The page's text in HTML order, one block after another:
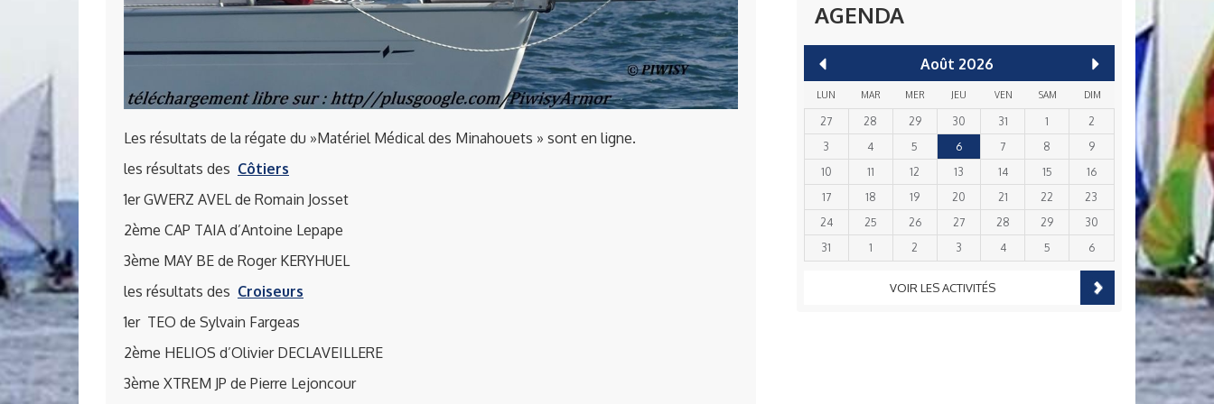
Les résultats de la régate du »Matériel Médical des Minahouets » sont en ligne.
les résultats des Côtiers
1er GWERZ AVEL de Romain Josset
2ème CAP TAIA d’Antoine Lepape
3ème MAY BE de Roger KERYHUEL
les résultats des Croiseurs
1er TEO de Sylvain Fargeas
2ème HELIOS d’Olivier DECLAVEILLERE
3ème XTREM JP de Pierre Lejoncour
AGENDA
Août 2026
LUN MAR MER JEU VEN SAM DIM
27 28 29 30 31 1
2
3
4 5 6 7 8
9
10
11 12 13 14 15
16
17
18 19 20 21 22
23
24
25 26 27 28 29
30
31
1 2 3 4 5 6
VOIR LES ACTIVITÉS